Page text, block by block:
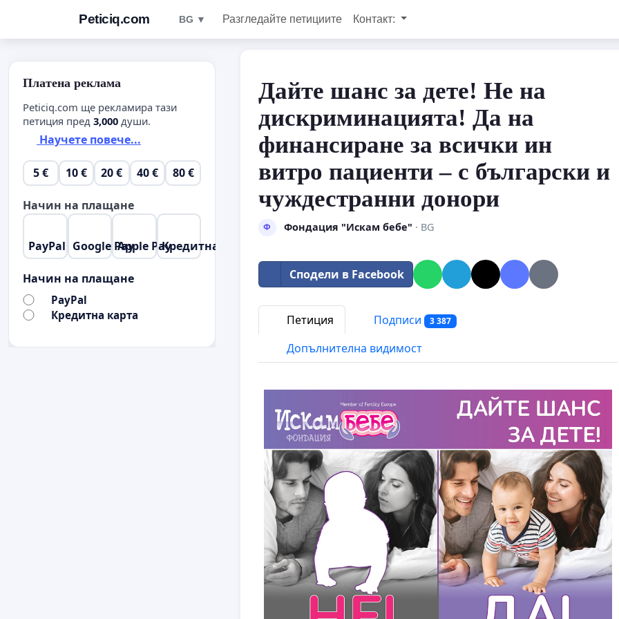
Peticiq.com BG ▼ Разгледайте петициите Контакт:
Дайте шанс за дете! Не на
дискриминацията! Да на
финансиране за всички ин
витро пациенти – с български и
чуждестранни донори
Ф Фондация "Искам бебе" · BG
Сподели в Facebook
Петиция Подписи 3 387
Допълнителна видимост
Платена реклама
Peticiq.com ще рекламира тази
петиция пред 3,000 души.
Научете повече...
5 € 10 € 20 € 40 € 80 €
Начин на плащане
PayPal Google PayApple PayКредитна карта
Начин на плащане
PayPal
Кредитна карта